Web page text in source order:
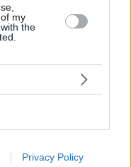
my
the
Privacy Policy
παγωτό στο